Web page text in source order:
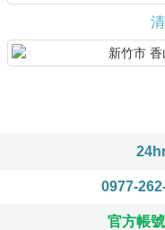
0977-
官方帳